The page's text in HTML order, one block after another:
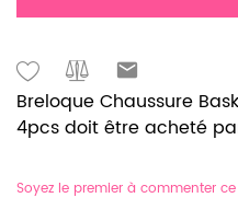
Breloque Chaussure
4pcs doit être acheté
Soyez le premier à commenter